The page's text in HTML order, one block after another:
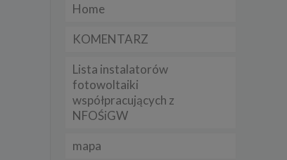
Home
KOMENTARZ
Lista instalatorów
fotowoltaiki
współpracujących z
NFOŚiGW
mapa